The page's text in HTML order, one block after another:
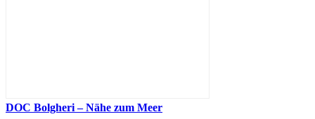
DOC Bolgheri – Nähe zum Meer